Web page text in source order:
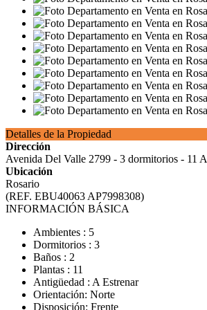
Detalles de la Propiedad
Dirección
Avenida Del Valle 2799 - 3 dormitorios - 11 A
Ubicación
Rosario
(REF. EBU40063 AP7998308)
INFORMACIÓN BÁSICA
Ambientes : 5
Dormitorios : 3
Baños : 2
Plantas : 11
Antigüedad : A Estrenar
Orientación: Norte
Disposición: Frente